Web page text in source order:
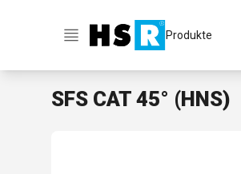
Produkte
SFS CAT 45° (HNS)